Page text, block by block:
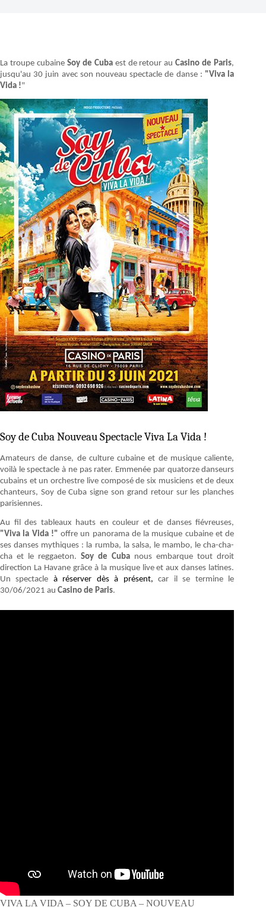
La troupe cubaine Soy de Cubaest de retour auCasino de Paris,
jusqu'au 30 juin avec son nouveau spectacle de danse : "Viva la
Vida !"
Soy de Cuba Nouveau Spectacle Viva La Vida !
Amateurs de danse, de culture cubaine et de musique caliente,
voilà le spectacle à ne pas rater. Emmenée par quatorze danseurs
cubains et un orchestre live composé de six musiciens et de deux
chanteurs, Soy de Cuba signe son grand retour sur les planches
parisiennes.
Au fil des tableaux hauts en couleur et de danses fiévreuses,
"Viva la Vida !" offre un panorama de la musique cubaine et de
ses danses mythiques : la rumba, la salsa, le mambo, le cha-cha-
cha et le reggaeton.Soy de Cuba nous embarque tout droit
direction La Havane grâce à la musique live et aux danses latines.
Un spectacle à réserver dès à présent, car il se termine le
30/06/2021 au Casino de Paris.
VIVA LA VIDA – SOY DE CUBA – NOUVEAU